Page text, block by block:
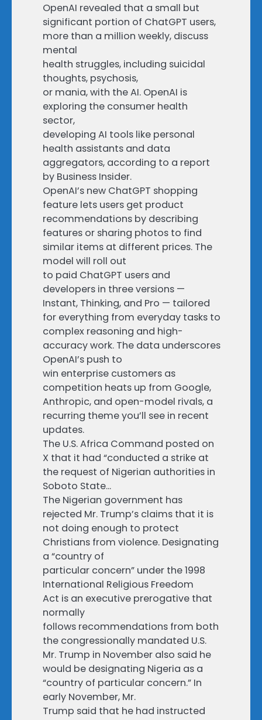
OpenAI revealed that a small but
significant portion of ChatGPT users,
more than a million weekly, discuss
mental
health struggles, including suicidal
thoughts, psychosis,
or mania, with the AI. OpenAI is
exploring the consumer health
sector,
developing AI tools like personal
health assistants and data
aggregators, according to a report
by Business Insider.
OpenAI’s new ChatGPT shopping
feature lets users get product
recommendations by describing
features or sharing photos to find
similar items at different prices. The
model will roll out
to paid ChatGPT users and
developers in three versions —
Instant, Thinking, and Pro — tailored
for everything from everyday tasks to
complex reasoning and high-
accuracy work. The data underscores
OpenAI’s push to
win enterprise customers as
competition heats up from Google,
Anthropic, and open-model rivals, a
recurring theme you’ll see in recent
updates.
The U.S. Africa Command posted on
X that it had “conducted a strike at
the request of Nigerian authorities in
Soboto State…
The Nigerian government has
rejected Mr. Trump’s claims that it is
not doing enough to protect
Christians from violence. Designating
a “country of
particular concern” under the 1998
International Religious Freedom
Act is an executive prerogative that
normally
follows recommendations from both
the congressionally mandated U.S.
Mr. Trump in November also said he
would be designating Nigeria as a
“country of particular concern.” In
early November, Mr.
Trump said that he had instructed